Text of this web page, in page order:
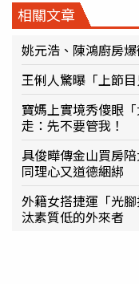
相關文章
姚元浩、陳鴻廚房
王俐人驚曝「上節
寶媽上實境秀傻眼
走：先不要管我！
具俊曄傳金山買房
同理心又道德綑綁
外籍女搭捷運「光
汰素質低的外來者